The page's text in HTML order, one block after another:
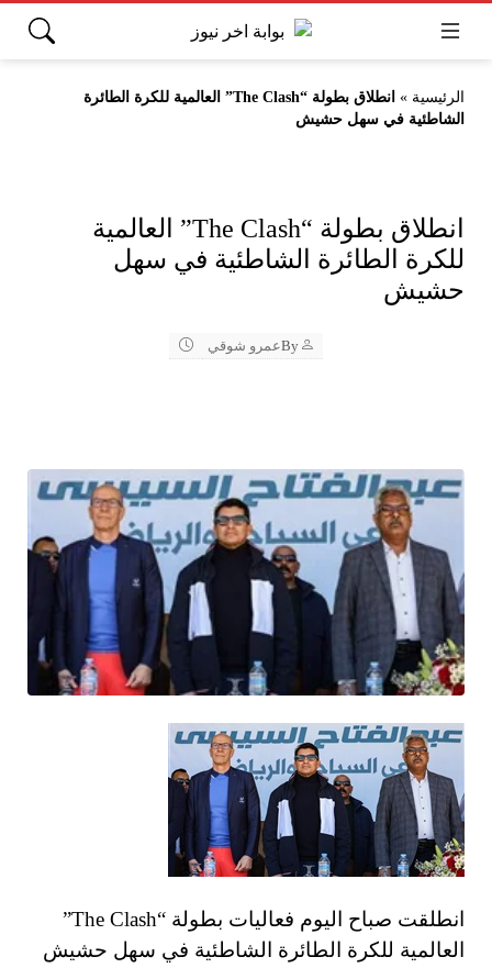
الرئيسية »
انطلاق بطولة “The Clash” العالمية للكرة الطائرة
الشاطئية في سهل حشيش
انطلاق بطولة “The Clash” العالمية
للكرة الطائرة الشاطئية في سهل
حشيش
Byعمرو شوقي
انطلقت صباح اليوم فعاليات بطولة “The Clash”
العالمية للكرة الطائرة الشاطئية في سهل حشيش